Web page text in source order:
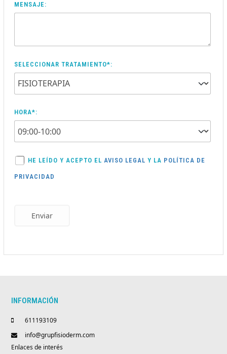
MENSAJE:
SELECCIONAR TRATAMIENTO*:
HORA*:
HE LEÍDO Y ACEPTO EL AVISO LEGAL Y LA POLÍTICA DE
PRIVACIDAD
Enviar
INFORMACIÓN
611193109
info@grupfisioderm.com
Enlaces de interés